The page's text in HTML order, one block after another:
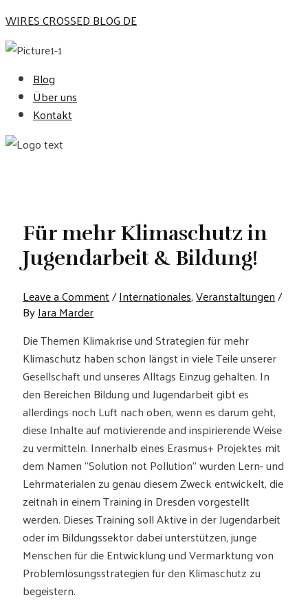
Skip
to
content
WIRES CROSSED BLOG DE
Blog
Über uns
Kontakt
Für mehr Klimaschutz in
Jugendarbeit & Bildung!
Leave a Comment/Internationales,Veranstaltungen/
ByJara Marder
Die Themen Klimakrise und Strategien für mehr
Klimaschutz haben schon längst in viele Teile unserer
Gesellschaft und unseres Alltags Einzug gehalten. In
den Bereichen Bildung und Jugendarbeit gibt es
allerdings noch Luft nach oben, wenn es darum geht,
diese Inhalte auf motivierende and inspirierende Weise
zu vermitteln. Innerhalb eines Erasmus+ Projektes mit
dem Namen “Solution not Pollution” wurden Lern- und
Lehrmaterialen zu genau diesem Zweck entwickelt, die
zeitnah in einem Training in Dresden vorgestellt
werden. Dieses Training soll Aktive in der Jugendarbeit
oder im Bildungssektor dabei unterstützen, junge
Menschen für die Entwicklung und Vermarktung von
Problemlösungsstrategien für den Klimaschutz zu
begeistern.